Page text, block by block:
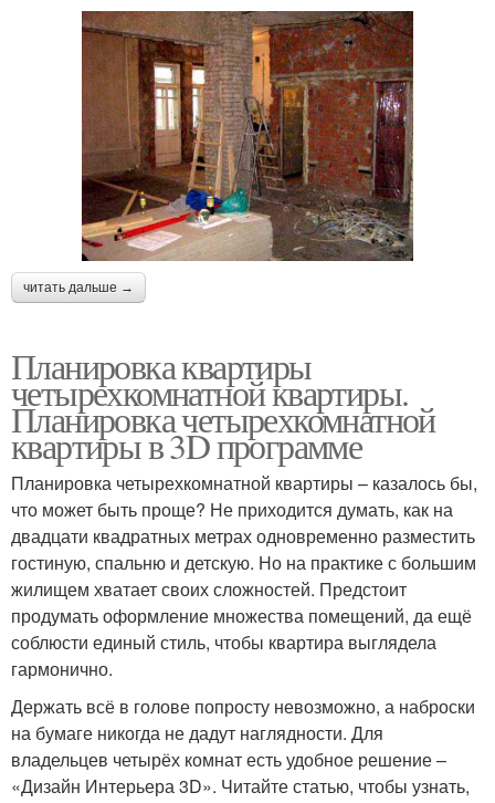
читать дальше →
Планировка квартиры
четырехкомнатной квартиры.
Планировка четырехкомнатной
квартиры в 3D программе
Планировка четырехкомнатной квартиры – казалось бы,
что может быть проще? Не приходится думать, как на
двадцати квадратных метрах одновременно разместить
гостиную, спальню и детскую. Но на практике с большим
жилищем хватает своих сложностей. Предстоит
продумать оформление множества помещений, да ещё
соблюсти единый стиль, чтобы квартира выглядела
гармонично.
Держать всё в голове попросту невозможно, а наброски
на бумаге никогда не дадут наглядности. Для
владельцев четырёх комнат есть удобное решение –
«Дизайн Интерьера 3D». Читайте статью, чтобы узнать,